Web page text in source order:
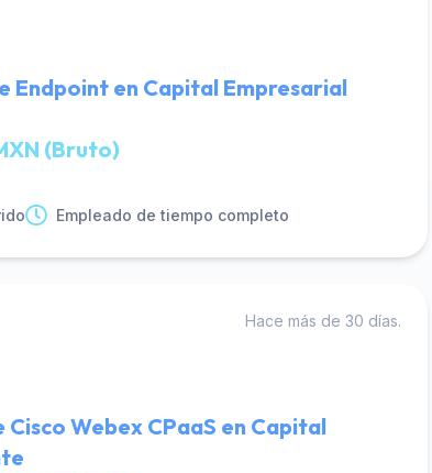
Endpoint en Capital Empresarial
(Bruto)
Empleado de tiempo completo
Hace más de 30 días.
Webex CPaaS en Capital